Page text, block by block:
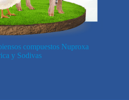
compuestos Nuproxa
y Sodivas